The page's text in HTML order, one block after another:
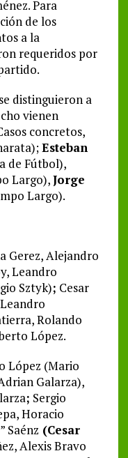
Para
de los
a la
requeridos por
distinguieron a
vienen
concretos,
Esteban
de Fútbol),
Largo),Jorge
Largo).
Gerez, Alejandro
Leandro
Sztyk); Cesar
Rolando
López.
López (Mario
Galarza),
; Sergio
Horacio
Saénz (Cesar
Alexis Bravo